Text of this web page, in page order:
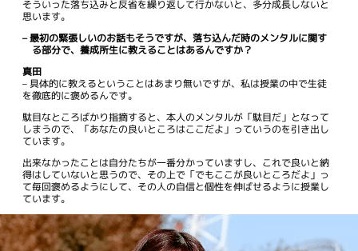
そういった落ち込みと反省を繰り返して行かないと、多分成長しないと
思います。
– 最初の緊張しいのお話もそうですが、落ち込んだ時のメンタルに関す
る部分で、養成所生に教えることはあるんですか？
真田
– 具体的に教えるということはあまり無いですが、私は授業の中で生徒
を徹底的に褒めるんです。
駄目なところばかり指摘すると、本人のメンタルが「駄目だ」となって
しまうので、「あなたの良いところはここだよ」っていうのを引き出し
ています。
出来なかったことは自分たちが一番分かっていますし、これで良いと納
得はしていないと思うので、その上で「でもここが良いところだよ」っ
て毎回褒めるようにして、その人の自信と個性を伸ばせるように授業し
ています。